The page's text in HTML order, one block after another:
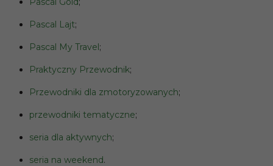
Pascal Lajt;
Pascal My Travel;
Praktyczny Przewodnik;
Przewodniki dla zmotoryzowanych;
przewodniki tematyczne;
seria dla aktywnych;
seria na weekend.